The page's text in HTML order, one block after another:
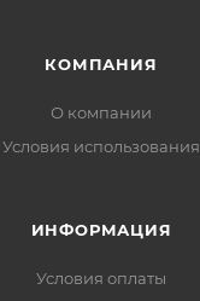
КОМПАНИЯ
О компании
Условия использования
ИНФОРМАЦИЯ
Условия оплаты